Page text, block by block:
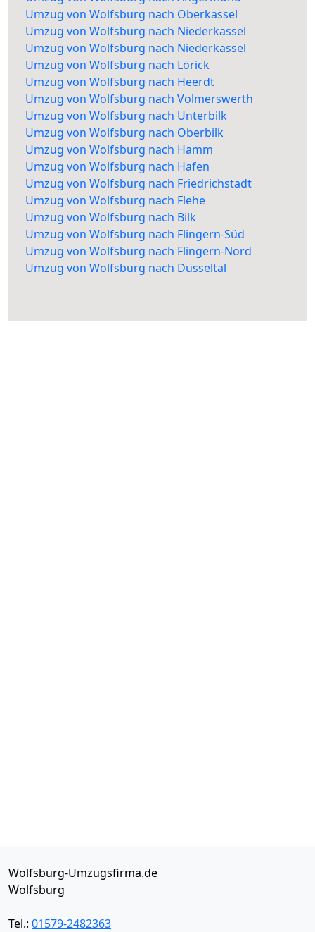
Umzug von Wolfsburg nach Oberkassel
Umzug von Wolfsburg nach Niederkassel
Umzug von Wolfsburg nach Niederkassel
Umzug von Wolfsburg nach Lörick
Umzug von Wolfsburg nach Heerdt
Umzug von Wolfsburg nach Volmerswerth
Umzug von Wolfsburg nach Unterbilk
Umzug von Wolfsburg nach Oberbilk
Umzug von Wolfsburg nach Hamm
Umzug von Wolfsburg nach Hafen
Umzug von Wolfsburg nach Friedrichstadt
Umzug von Wolfsburg nach Flehe
Umzug von Wolfsburg nach Bilk
Umzug von Wolfsburg nach Flingern-Süd
Umzug von Wolfsburg nach Flingern-Nord
Umzug von Wolfsburg nach Düsseltal
Wolfsburg-Umzugsfirma.de
Wolfsburg
Tel.: 01579-2482363